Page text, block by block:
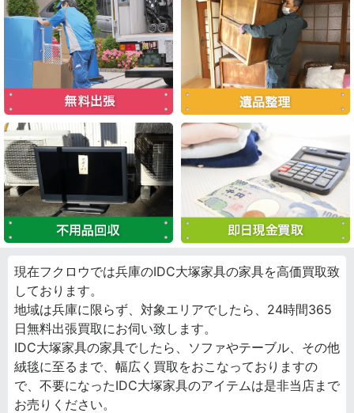
現在フクロウでは兵庫のIDC大塚家具の家具を高価買取致
しております。
地域は兵庫に限らず、対象エリアでしたら、24時間365
日無料出張買取にお伺い致します。
IDC大塚家具の家具でしたら、ソファやテーブル、その他
絨毯に至るまで、幅広く買取をおこなっておりますの
で、不要になったIDC大塚家具のアイテムは是非当店まで
お売りください。